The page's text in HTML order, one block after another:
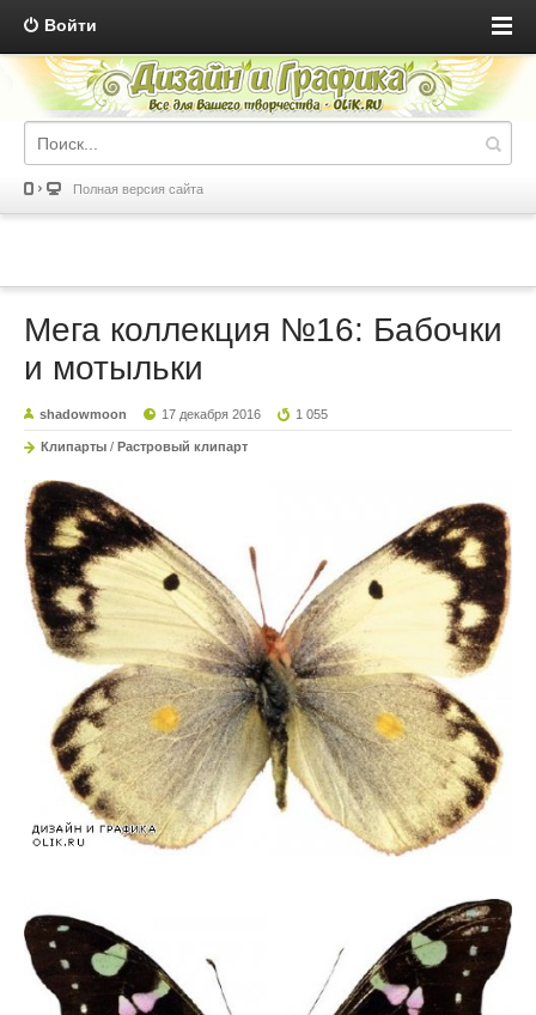
Войти
Полная версия сайта
Мега коллекция №16: Бабочки
и мотыльки
shadowmoon 17 декабря 2016 1 055
Клипарты / Растровый клипарт